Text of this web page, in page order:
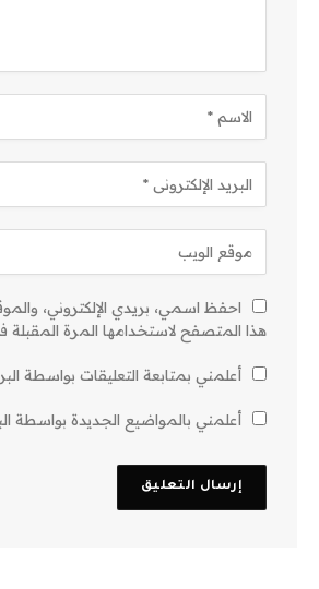
احفظ اسمي، بريدي الإلكتروني،
هذا المتصفح لاستخدامها المرة المقبلة
أعلمني بمتابعة التعليقات بواسطة
أعلمني بالمواضيع الجديدة بواسطة